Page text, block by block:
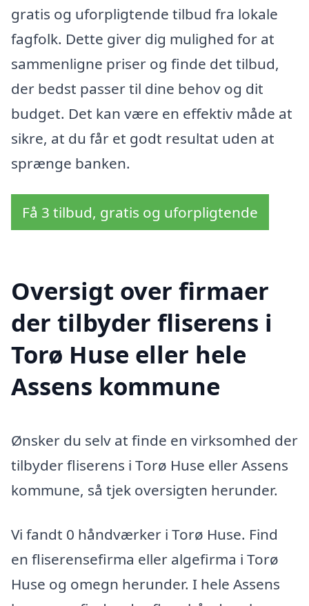
gratis og uforpligtende tilbud fra lokale
fagfolk. Dette giver dig mulighed for at
sammenligne priser og finde det tilbud,
der bedst passer til dine behov og dit
budget. Det kan være en effektiv måde at
sikre, at du får et godt resultat uden at
sprænge banken.
Få 3 tilbud, gratis og uforpligtende
Oversigt over firmaer
der tilbyder fliserens i
Torø Huse eller hele
Assens kommune
Ønsker du selv at finde en virksomhed der
tilbyder fliserens i Torø Huse eller Assens
kommune, så tjek oversigten herunder.
Vi fandt 0 håndværker i Torø Huse. Find
en fliserensefirma eller algefirma i Torø
Huse og omegn herunder. I hele Assens